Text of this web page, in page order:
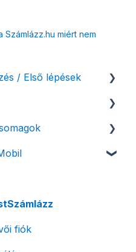
miért nem
/ Első lépések
első lépések
adatszolgáltatás
(PTGSZLAH)
korlátozás
fiók